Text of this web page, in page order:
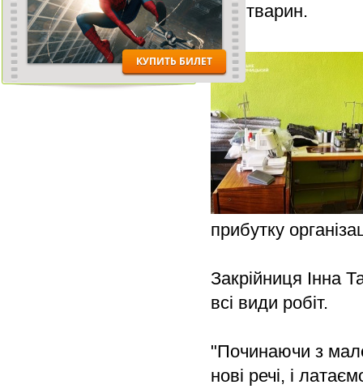
для тварин.
прибутку
Закрійниця Інна
всі види робіт.
"Починаючи з
нові речі, і